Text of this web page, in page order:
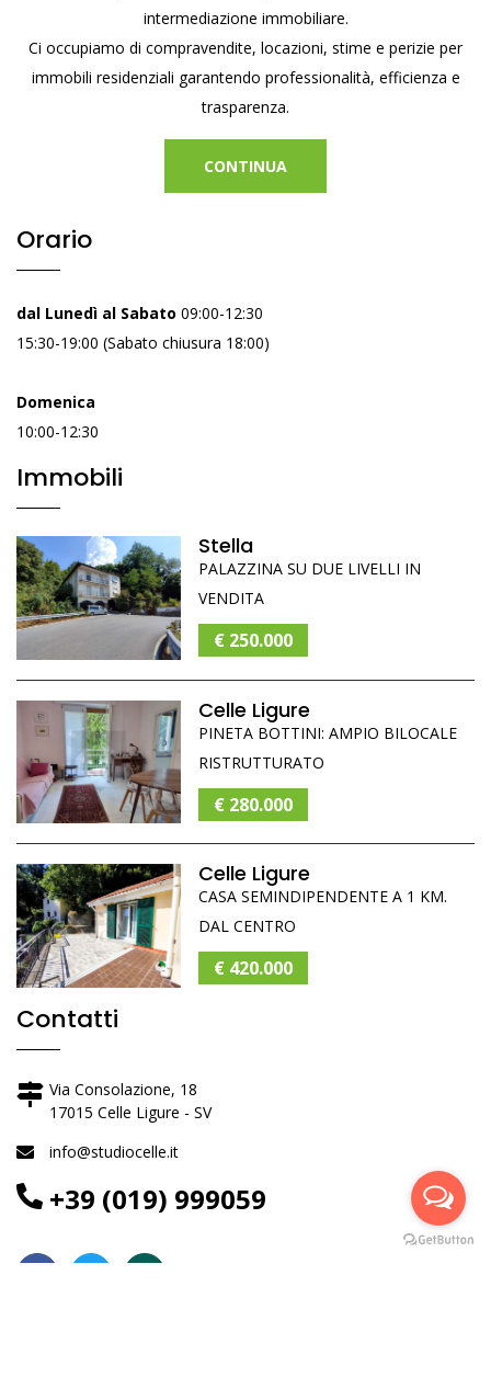
intermediazione immobiliare.
Ci occupiamo di compravendite, locazioni, stime e perizie per
immobili residenziali garantendo professionalità, efficienza e
trasparenza.
CONTINUA
Orario
dal Lunedì al Sabato 09:00-12:30
15:30-19:00 (Sabato chiusura 18:00)
Domenica
10:00-12:30
Immobili
Stella
PALAZZINA SU DUE LIVELLI IN
VENDITA
€ 250.000
Celle Ligure
PINETA BOTTINI: AMPIO BILOCALE
RISTRUTTURATO
€ 280.000
Celle Ligure
CASA SEMINDIPENDENTE A 1 KM.
DAL CENTRO
€ 420.000
Contatti
Via Consolazione, 18
17015 Celle Ligure - SV
info@studiocelle.it
+39 (019) 999059